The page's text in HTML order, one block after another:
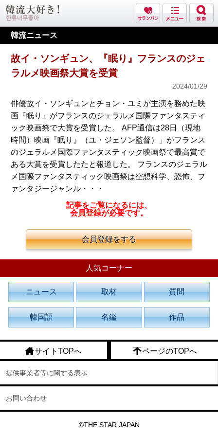
韓流ニュース
故イ・ソンギュン、『眠り』フランスのジェ
ラルメ映画祭大賞を受賞
2024/01/29
俳優故イ・ソンギュンとチョン・ユミが主演を務めた映
画『眠り』がフランスのジェラルメ国際ファンタスティ
ック映画祭で大賞を受賞した。 AFP通信は28日（現地
時間）映画『眠り』（ユ・ジェソン監督）」がフランス
のジェラルメ国際ファンタスティック映画祭で最高賞で
ある大賞を受賞したたと報道した。 フランスのジェラル
メ国際ファンタスティック映画祭は空想科学、恐怖、フ
ァンタジージャンル・・・
記事をご覧になるには、
会員登録が必要です。
会員登録をする
人気コーナー
ニュース 取材 質問
韓国語 名鑑 作品
サイトTOPへ ページのTOPへ
提供事業者等に関する表示
お問い合わせ
©THE STAR JAPAN